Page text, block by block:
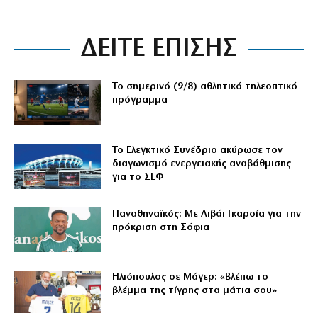
ΔΕΙΤΕ ΕΠΙΣΗΣ
Το σημερινό (9/8) αθλητικό τηλεοπτικό
πρόγραμμα
Το Ελεγκτικό Συνέδριο ακύρωσε τον
διαγωνισμό ενεργειακής αναβάθμισης
για το ΣΕΦ
Παναθηναϊκός: Με Λιβάι Γκαρσία για την
πρόκριση στη Σόφια
Ηλιόπουλος σε Μάγερ: «Βλέπω το
βλέμμα της τίγρης στα μάτια σου»